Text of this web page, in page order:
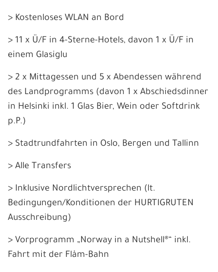
> Kostenloses WLAN an Bord
> 11 x Ü/F in 4-Sterne-Hotels, davon 1 x Ü/F in
einem Glasiglu
> 2 x Mittagessen und 5 x Abendessen während
des Landprogramms (davon 1 x Abschiedsdinner
in Helsinki inkl. 1 Glas Bier, Wein oder Softdrink
p.P.)
> Stadtrundfahrten in Oslo, Bergen und Tallinn
> Alle Transfers
> Inklusive Nordlichtversprechen (lt.
Bedingungen/Konditionen der HURTIGRUTEN
Ausschreibung)
> Vorprogramm „Norway in a Nutshell®“ inkl.
Fahrt mit der Flåm-Bahn